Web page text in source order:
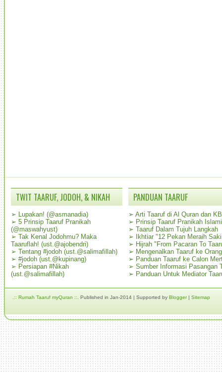
TWIT TAARUF, JODOH, & NIKAH
➢ Lupakan! (@asmanadia)
➢ 5 Prinsip Taaruf Pranikah
(@maswahyust)
➢ Tak Kenal Jodohmu? Maka
Taaruflah! (ust.@ajobendri)
➢ Tentang #jodoh (ust.@salimafillah)
➢ #jodoh (ust.@kupinang)
➢ Persiapan #Nikah
(ust.@salimafillah)
PANDUAN TAARUF
➢ Arti Taaruf di Al Quran dan
➢ Prinsip Taaruf Pranikah Islami
➢ Taaruf Dalam Tujuh Langkah
➢
Ikhtiar "12 Pekan Meraih
➢ Hijrah "From Pacaran To
➢ Mengenalkan Taaruf ke
➢ Panduan Taaruf ke Calon
➢ Sumber Informasi Pasangan
➢ Panduan Untuk Mediator
.:: Rumah Taaruf myQuran ::. Published in Jan-2014 | Supported by Blogger| Sitemap